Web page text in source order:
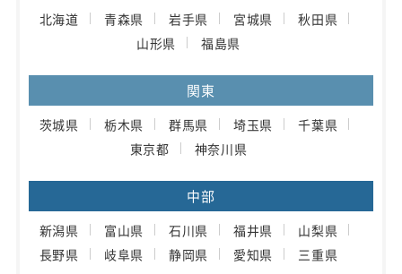
北海道 青森県 岩手県 宮城県
秋田県
山形県
福島県
関東
茨城県 栃木県 群馬県 埼玉県
千葉県
東京都
神奈川県
中部
新潟県 富山県 石川県 福井県
山梨県
長野県
岐阜県 静岡県 愛知県 三重県